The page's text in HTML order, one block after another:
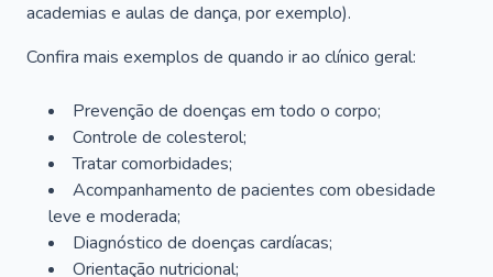
academias e aulas de dança, por exemplo).
Confira mais exemplos de quando ir ao clínico geral:
Prevenção de doenças em todo o corpo;
Controle de colesterol;
Tratar comorbidades;
Acompanhamento de pacientes com obesidade
leve e moderada;
Diagnóstico de doenças cardíacas;
Orientação nutricional;